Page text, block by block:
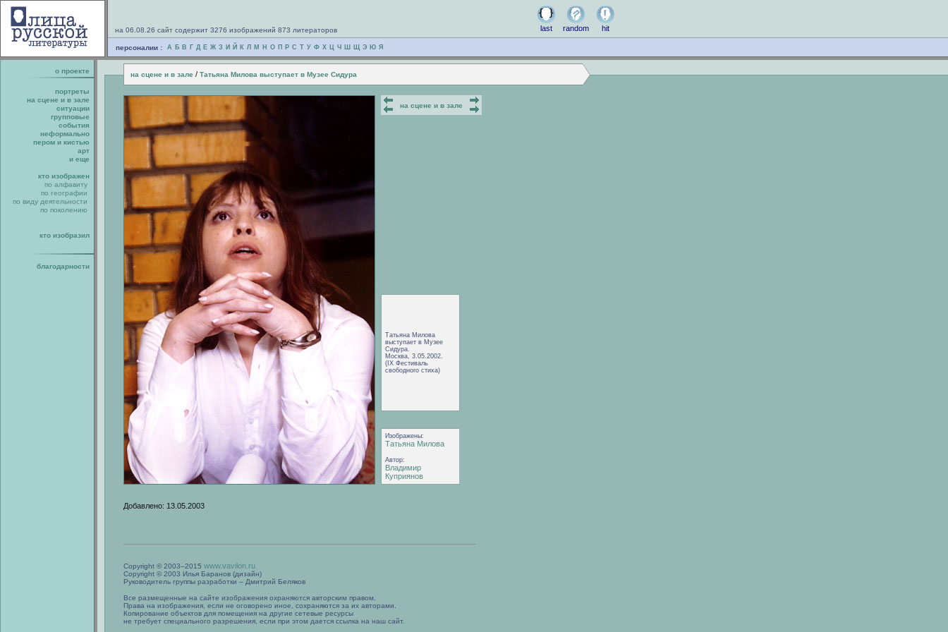
на 06.08.26 сайт содержит 3276 изображений 873 литераторов last random hit
персоналии : А Б В Г Д Е Ж З И Й К Л М Н О П Р С Т У Ф Х Ц Ч Ш Щ Э Ю Я
о проекте на сцене и в зале / Татьяна Милова выступает в Музее Сидура
портреты
на сцене и в зале
ситуации
групповые
события
неформально
пером и кистью
арт
и еще
кто изображен
по алфавиту
по географии
по виду деятельности
по поколению
кто изобразил
благодарности
на сцене и в зале
Татьяна Милова
выступает в Музее
Сидура.
Москва, 3.05.2002.
(IX Фестиваль
свободного стиха)
Изображены:
Татьяна Милова
Автор:
Владимир
Куприянов
Добавлено: 13.05.2003
Copyright © 2003–2015 www.vavilon.ru
Copyright © 2003 Илья Баранов (дизайн)
Руководитель группы разработки – Дмитрий Беляков
Все размещенные на сайте изображения охраняются авторским правом.
Права на изображения, если не оговорено иное, сохраняются за их авторами.
Копирование объектов для помещения на другие сетевые ресурсы
не требует специального разрешения, если при этом дается ссылка на наш сайт.